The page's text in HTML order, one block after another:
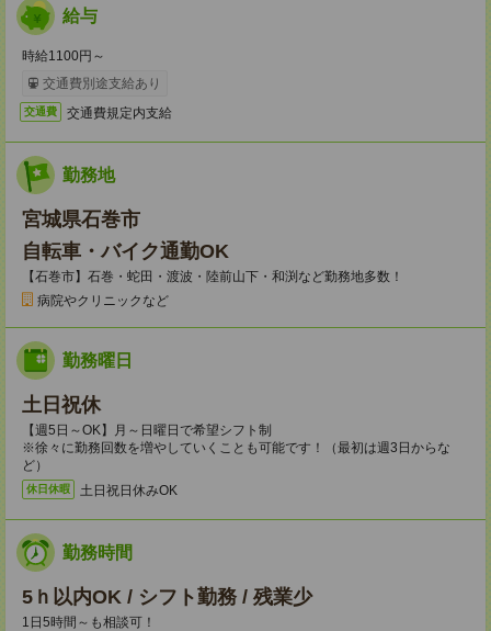
給与
時給1100円～
交通費別途支給あり
交通費 交通費規定内支給
勤務地
宮城県石巻市
自転車・バイク通勤OK
【石巻市】石巻・蛇田・渡波・陸前山下・和渕など勤務地多数！
病院やクリニックなど
勤務曜日
土日祝休
【週5日～OK】月～日曜日で希望シフト制
※徐々に勤務回数を増やしていくことも可能です！（最初は週3日からな
ど）
休日休暇 土日祝日休みOK
勤務時間
5ｈ以内OK / シフト勤務 / 残業少
1日5時間～も相談可！